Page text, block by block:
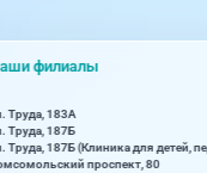
филиалы
Труда, 183А
Труда, 187Б
Труда, 187Б (Клиника для детей,
проспект, 80